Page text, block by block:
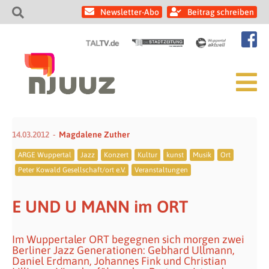
Newsletter-Abo Beitrag schreiben
14.03.2012 Magdalene Zuther
ARGE Wuppertal Jazz Konzert Kultur kunst Musik
Ort
Peter Kowald Gesellschaft/ort e.V.
Veranstaltungen
E UND U MANN im ORT
Im Wuppertaler ORT begegnen sich morgen zwei
Berliner Jazz Generationen: Gebhard Ullmann,
Daniel Erdmann, Johannes Fink und Christian